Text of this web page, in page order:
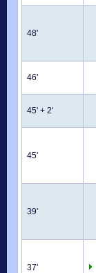
48'
46'
45' + 2'
45'
39'
37'